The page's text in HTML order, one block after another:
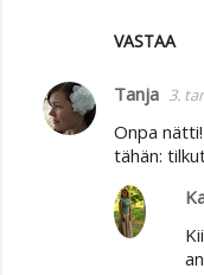
VASTAA
Tanja 3.
Onpa
tähän: